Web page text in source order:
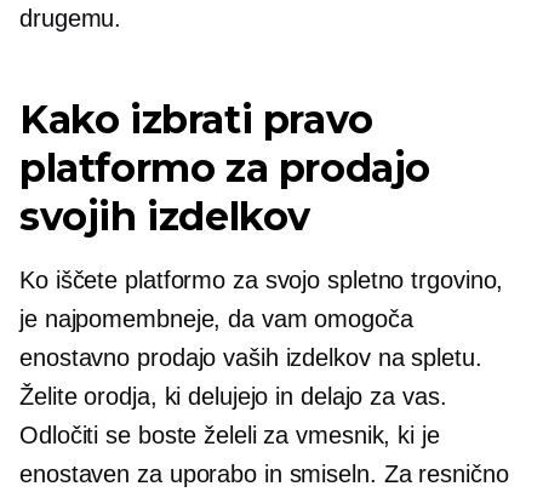
drugemu.
Kako izbrati pravo
platformo za prodajo
svojih izdelkov
Ko iščete platformo za svojo spletno trgovino,
je najpomembneje, da vam omogoča
enostavno prodajo vaših izdelkov na spletu.
Želite orodja, ki delujejo in delajo za vas.
Odločiti se boste želeli za vmesnik, ki je
enostaven za uporabo in smiseln. Za resnično